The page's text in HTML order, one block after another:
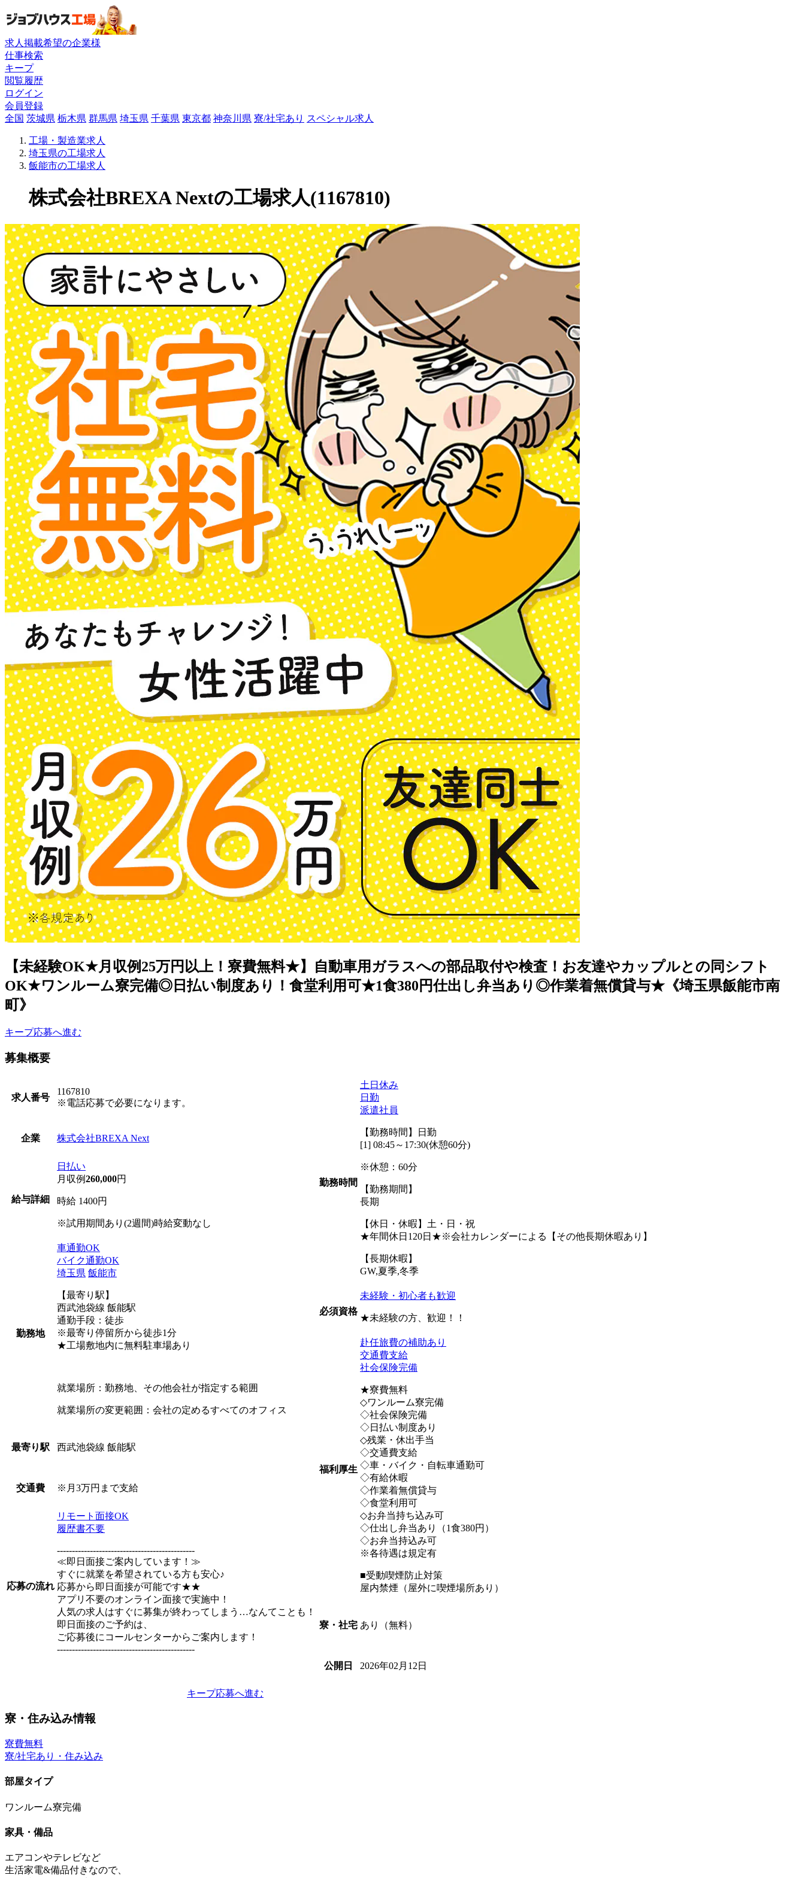
求人掲載希望の企業様
仕事検索
キープ
閲覧履歴
ログイン
会員登録
全国 茨城県 栃木県 群馬県 埼玉県 千葉県 東京都 神奈川県 寮/社宅あり スペシャル求人
工場・製造業求人
埼玉県の工場求人
飯能市の工場求人
株式会社BREXA Nextの工場求人(1167810)
【未経験OK★月収例25万円以上！寮費無料★】自動車用ガラスへの部品取付や検査！お友達やカップルとの同シフト
OK★ワンルーム寮完備◎日払い制度あり！食堂利用可★1食380円仕出し弁当あり◎作業着無償貸与★《埼玉県飯能市南
町》
キープ応募へ進む
募集概要
求人番号
1167810
※電話応募で必要になります。
企業 株式会社BREXA Next
給与詳細
日払い
月収例260,000円
時給 1400円
※試用期間あり(2週間)時給変動なし
勤務地
車通勤OK
バイク通勤OK
埼玉県 飯能市
【最寄り駅】
西武池袋線 飯能駅
通勤手段：徒歩
※最寄り停留所から徒歩1分
★工場敷地内に無料駐車場あり
就業場所：勤務地、その他会社が指定する範囲
就業場所の変更範囲：会社の定めるすべてのオフィス
最寄り駅 西武池袋線 飯能駅
交通費 ※月3万円まで支給
応募の流れ
リモート面接OK
履歴書不要
----------------------------------------------
≪即日面接ご案内しています！≫
すぐに就業を希望されている方も安心♪
応募から即日面接が可能です★★
アプリ不要のオンライン面接で実施中！
人気の求人はすぐに募集が終わってしまう…なんてことも！
即日面接のご予約は、
ご応募後にコールセンターからご案内します！
----------------------------------------------
勤務時間
土日休み
日勤
派遣社員
【勤務時間】日勤
[1] 08:45～17:30(休憩60分)
※休憩：60分
【勤務期間】
長期
【休日・休暇】土・日・祝
★年間休日120日★※会社カレンダーによる【その他長期休暇あり】
【長期休暇】
GW,夏季,冬季
必須資格
未経験・初心者も歓迎
★未経験の方、歓迎！！
福利厚生
赴任旅費の補助あり
交通費支給
社会保険完備
★寮費無料
◇ワンルーム寮完備
◇社会保険完備
◇日払い制度あり
◇残業・休出手当
◇交通費支給
◇車・バイク・自転車通勤可
◇有給休暇
◇作業着無償貸与
◇食堂利用可
◇お弁当持ち込み可
◇仕出し弁当あり（1食380円）
◇お弁当持込み可
※各待遇は規定有
■受動喫煙防止対策
屋内禁煙（屋外に喫煙場所あり）
寮・社宅 あり（無料）
公開日 2026年02月12日
キープ応募へ進む
寮・住み込み情報
寮費無料
寮/社宅あり・住み込み
部屋タイプ
ワンルーム寮完備
家具・備品
エアコンやテレビなど
生活家電&備品付きなので、